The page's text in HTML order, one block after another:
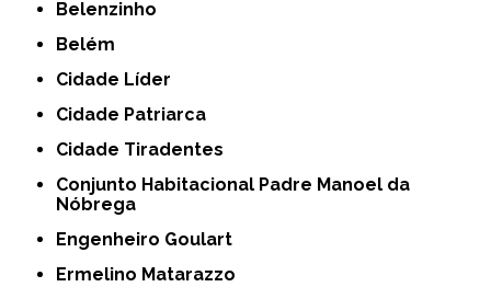
Belenzinho
Belém
Cidade Líder
Cidade Patriarca
Cidade Tiradentes
Conjunto Habitacional Padre Manoel da
Nóbrega
Engenheiro Goulart
Ermelino Matarazzo